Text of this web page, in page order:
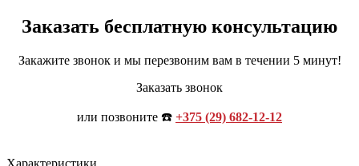
Заказать бесплатную консультацию
Закажите звонок и мы перезвоним вам в течении 5 минут!
Заказать звонок
или позвоните ☎️ +375 (29) 682-12-12
Характеристики